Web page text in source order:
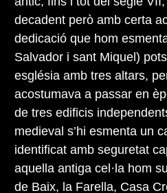
decadent però amb certa
dedicació que hom
Salvador i sant Miquel)
església amb tres altars,
acostumava a passar en
de tres edificis
medieval s’hi esmenta un
identificat amb seguretat
aquella antiga cel·la hom
de Baix, la Farella, Casa